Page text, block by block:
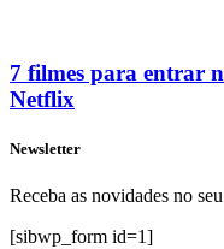
7 filmes para entrar
Netflix
Newsletter
Receba as novidades no
[sibwp_form id=1]